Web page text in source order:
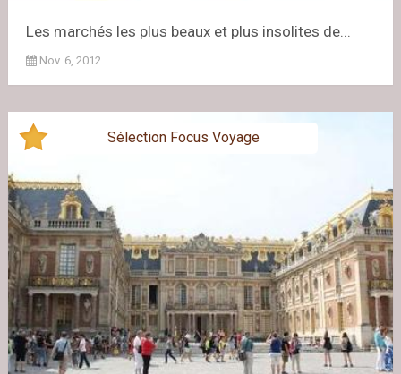
Les marchés les plus beaux et plus insolites de...
Nov. 6, 2012
Sélection Focus Voyage